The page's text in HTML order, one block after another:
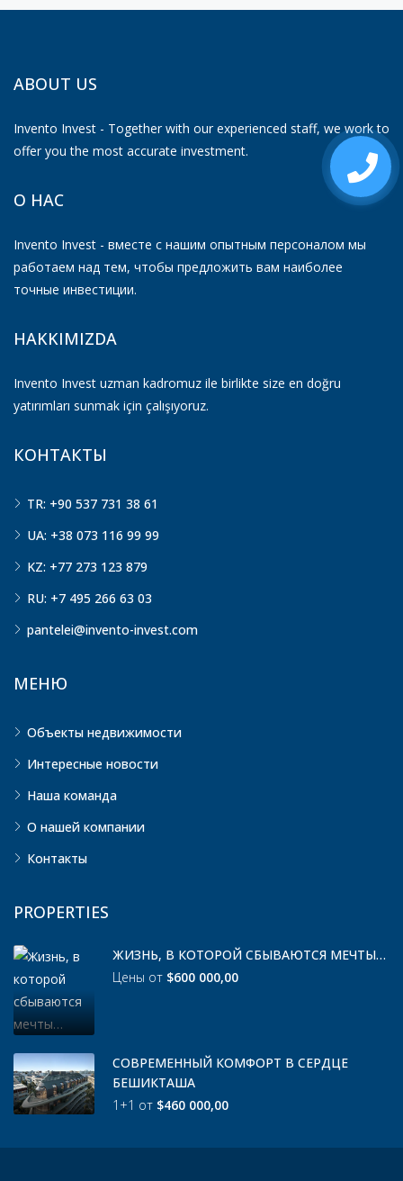
ABOUT US
Invento Invest - Together with our experienced staff, we work to
offer you the most accurate investment.
О НАС
Invento Invest - вместе с нашим опытным персоналом мы
работаем над тем, чтобы предложить вам наиболее
точные инвестиции.
HAKKIMIZDA
Invento Invest uzman kadromuz ile birlikte size en doğru
yatırımları sunmak için çalışıyoruz.
КОНТАКТЫ
TR: +90 537 731 38 61
UA: +38 073 116 99 99
KZ: +77 273 123 879
RU: +7 495 266 63 03
pantelei@invento-invest.com
МЕНЮ
Объекты недвижимости
Интересные новости
Наша команда
О нашей компании
Контакты
PROPERTIES
ЖИЗНЬ, В КОТОРОЙ СБЫВАЮТСЯ МЕЧТЫ…
Цены от $600 000,00
СОВРЕМЕННЫЙ КОМФОРТ В СЕРДЦЕ
БЕШИКТАША
1+1 от $460 000,00